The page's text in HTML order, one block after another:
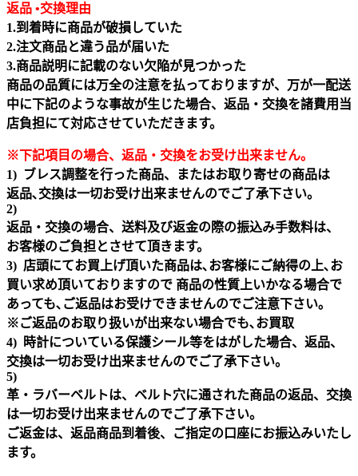
返品 •交換理由
1.到着時に商品が破損していた
2.注文商品と違う品が届いた
3.商品説明に記載のない欠陥が見つかった
商品の品質には万全の注意を払っておりますが、万が一配送
中に下記のような事故が生じた場合、返品・交換を諸費用当
店負担にて対応させていただきます。
※下記項目の場合、返品・交換をお受け出来ません｡
1) ブレス調整を行った商品、またはお取り寄せの商品は
返品､交換は一切お受け出来ませんのでご了承下さい。
2)
返品・交換の場合、送料及び返金の際の振込み手数料は、
お客様のご負担とさせて頂きます。
3) 店頭にてお買上げ頂いた商品は､お客様にご納得の上､お
買い求め頂いておりますので 商品の性質上いかなる場合で
あっても､ご返品はお受けできませんのでご注意下さい｡
※ご返品のお取り扱いが出来ない場合でも､お買取
4) 時計についている保護シール等をはがした場合、返品、
交換は一切お受け出来ませんのでご了承下さい。
5)
革・ラバーベルトは、ベルト穴に通された商品の返品、交換
は一切お受け出来ませんのでご了承下さい。
ご返金は、返品商品到着後、ご指定の口座にお振込みいたし
ます。